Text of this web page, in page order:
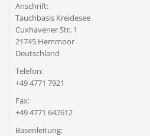
Anschrift:
Tauchbasis Kreidesee
Cuxhavener Str. 1
21745 Hemmoor
Deutschland
Telefon:
+49 4771 7921
Fax:
+49 4771 642612
Basenleitung: